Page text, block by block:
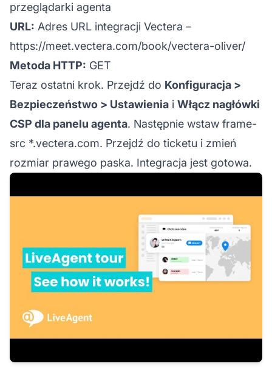
przeglądarki agenta
URL: Adres URL integracji Vectera –
https://meet.vectera.com/book/vectera-oliver/
Metoda HTTP: GET
Teraz ostatni krok. Przejdź do Konfiguracja >
Bezpieczeństwo > Ustawienia i Włącz nagłówki
CSP dla panelu agenta. Następnie wstaw frame-
src *.vectera.com. Przejdź do ticketu i zmień
rozmiar prawego paska. Integracja jest gotowa.